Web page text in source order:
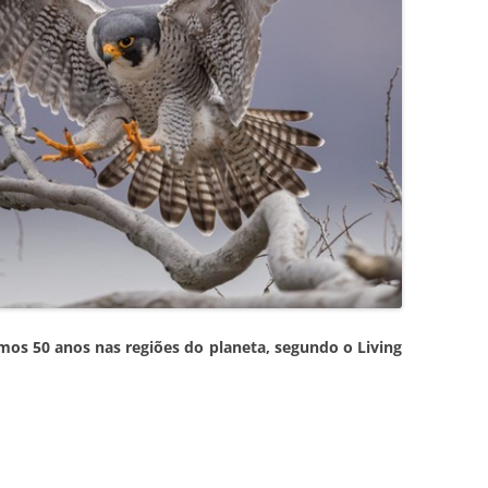
50 anos nas regiões do planeta, segundo o Living